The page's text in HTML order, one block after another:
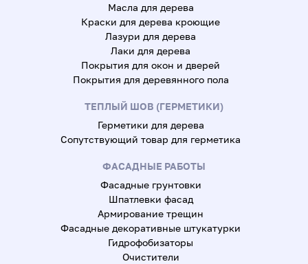
Масла для дерева
Краски для дерева кроющие
Лазури для дерева
Лаки для дерева
Покрытия для окон и дверей
Покрытия для деревянного пола
ТЕПЛЫЙ ШОВ (ГЕРМЕТИКИ)
Герметики для дерева
Сопутствующий товар для герметика
ФАСАДНЫЕ РАБОТЫ
Фасадные грунтовки
Шпатлевки фасад
Армирование трещин
Фасадные декоративные штукатурки
Гидрофобизаторы
Очистители